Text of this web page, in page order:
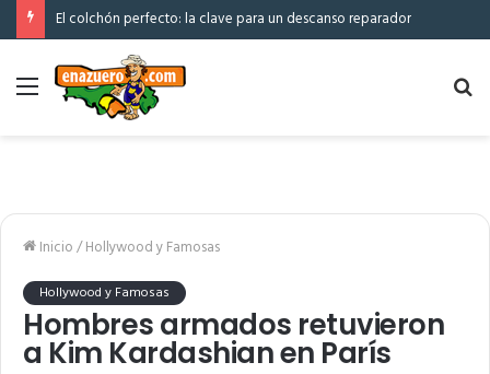
El colchón perfecto: la clave para un descanso reparador
Menú
Inicio/Hollywood y Famosas
Hollywood y Famosas
Hombres armados retuvieron
a Kim Kardashian en París